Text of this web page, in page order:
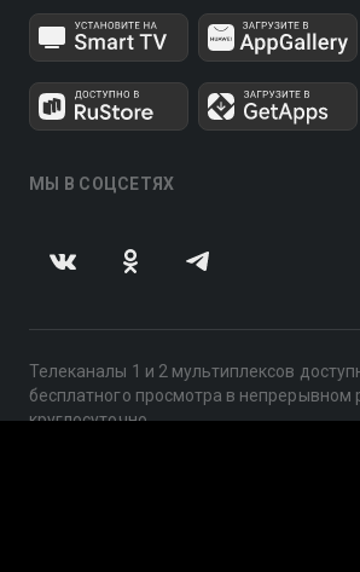
МЫ В СОЦСЕТЯХ
Телеканалы 1 и 2 мультиплексов
бесплатного просмотра в непрерывном
круглосуточно.